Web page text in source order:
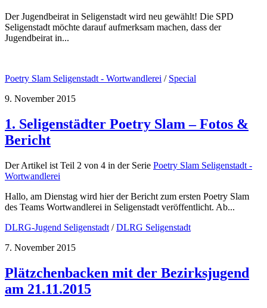
Der Jugendbeirat in Seligenstadt wird neu gewählt! Die SPD
Seligenstadt möchte darauf aufmerksam machen, dass der
Jugendbeirat in...
Poetry Slam Seligenstadt - Wortwandlerei / Special
9. November 2015
1. Seligenstädter Poetry Slam – Fotos &
Bericht
Der Artikel ist Teil 2 von 4 in der Serie Poetry Slam Seligenstadt -
Wortwandlerei
Hallo, am Dienstag wird hier der Bericht zum ersten Poetry Slam
des Teams Wortwandlerei in Seligenstadt veröffentlicht. Ab...
DLRG-Jugend Seligenstadt /DLRG Seligenstadt
7. November 2015
Plätzchenbacken mit der Bezirksjugend
am 21.11.2015